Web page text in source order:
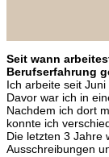
Seit wann
Berufserfahrung
Ich arbeite seit Juni
Davor war ich in
Nachdem ich dort
konnte ich
Die letzten 3 Jahre
Ausschreibungen